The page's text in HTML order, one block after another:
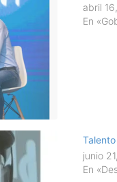
abril
En
junio
En